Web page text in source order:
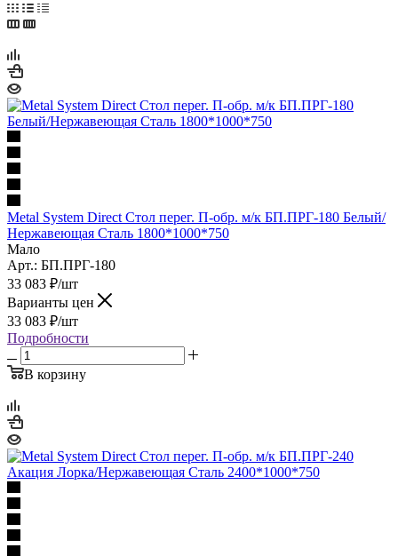
Metal System Direct Стол перег. П-обр. м/к БП.ПРГ-180 Белый/
Нержавеющая Сталь 1800*1000*750
Мало
Арт.: БП.ПРГ-180
33 083 ₽/шт
Варианты цен
33 083 ₽/шт
Подробности
В корзину